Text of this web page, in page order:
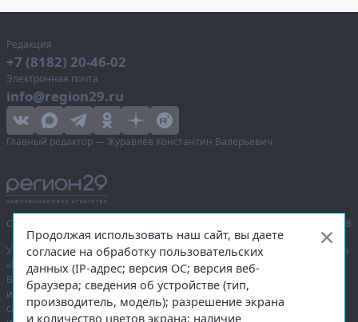
Редакция
+7 (8182) 20-46-02
Электронная почта
info@region29.ru
Главный редактор — Журавлёв Константин Валерьевич
Сетевое издание «Информационное агентство Регион 29»,
© 2016–2026
Учредитель — общество с ограниченной ответственностью «Агентство
«Правда Севера».
Выписка из реестра зарегистрированных средств массовой
информации:ЭЛ № ФС 77-74226 от 09.11.2018 выдано Федеральной
службой по надзору в сфере связи, информационных технологий
Продолжая использовать наш сайт, вы даете
согласие на обработку пользовательских
данных (IP-адрес; версия ОС; версия веб-
браузера; сведения об устройстве (тип,
производитель, модель); разрешение экрана
и количество цветов экрана; наличие